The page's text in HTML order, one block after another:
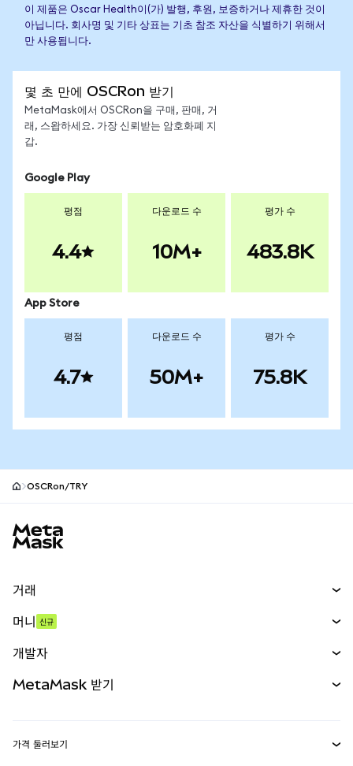
이 제품은 Oscar Health이(가) 발행, 후원, 보증하거나 제휴한 것이
아닙니다. 회사명 및 기타 상표는 기초 참조 자산을 식별하기 위해서
만 사용됩니다.
몇 초 만에 OSCRon 받기
MetaMask에서 OSCRon을 구매, 판매, 거
래, 스왑하세요. 가장 신뢰받는 암호화폐 지
갑.
Google Play
평점
4.4
다운로드 수
10M+
평가 수
483.8K
App Store
평점
4.7
다운로드 수
50M+
평가 수
75.8K
OSCRon/TRY
거래
무기한 선물
실물자산
머니 신규
개발자
MetaMask 받기
가격 둘러보기